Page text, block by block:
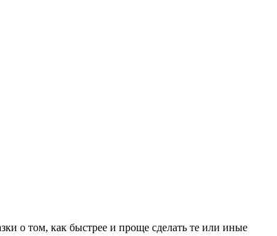
о том, как быстрее и проще сделать те или иные